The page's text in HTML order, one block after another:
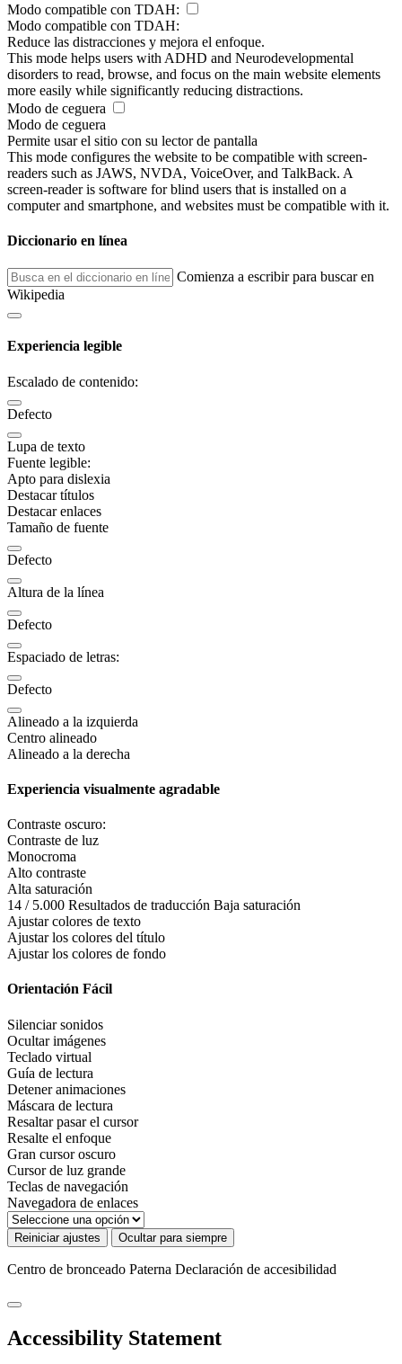
Modo compatible con TDAH:
Modo compatible con TDAH:
Reduce las distracciones y mejora el enfoque.
This mode helps users with ADHD and Neurodevelopmental
disorders to read, browse, and focus on the main website elements
more easily while significantly reducing distractions.
Modo de ceguera
Modo de ceguera
Permite usar el sitio con su lector de pantalla
This mode configures the website to be compatible with screen-
readers such as JAWS, NVDA, VoiceOver, and TalkBack. A
screen-reader is software for blind users that is installed on a
computer and smartphone, and websites must be compatible with it.
Diccionario en línea
Comienza a escribir para buscar en
Wikipedia
Experiencia legible
Escalado de contenido:
Defecto
Lupa de texto
Fuente legible:
Apto para dislexia
Destacar títulos
Destacar enlaces
Tamaño de fuente
Defecto
Altura de la línea
Defecto
Espaciado de letras:
Defecto
Alineado a la izquierda
Centro alineado
Alineado a la derecha
Experiencia visualmente agradable
Contraste oscuro:
Contraste de luz
Monocroma
Alto contraste
Alta saturación
14 / 5.000 Resultados de traducción Baja saturación
Ajustar colores de texto
Ajustar los colores del título
Ajustar los colores de fondo
Orientación Fácil
Silenciar sonidos
Ocultar imágenes
Teclado virtual
Guía de lectura
Detener animaciones
Máscara de lectura
Resaltar pasar el cursor
Resalte el enfoque
Gran cursor oscuro
Cursor de luz grande
Teclas de navegación
Navegadora de enlaces
Reiniciar ajustes Ocultar para siempre
Centro de bronceado Paterna Declaración de accesibilidad
Accessibility Statement